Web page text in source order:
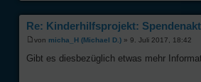
Re: Kinderhilfsprojekt:
von micha_H (Michael D.) » 9. Juli 2017, 18:42
Gibt es diesbezüglich etwas mehr